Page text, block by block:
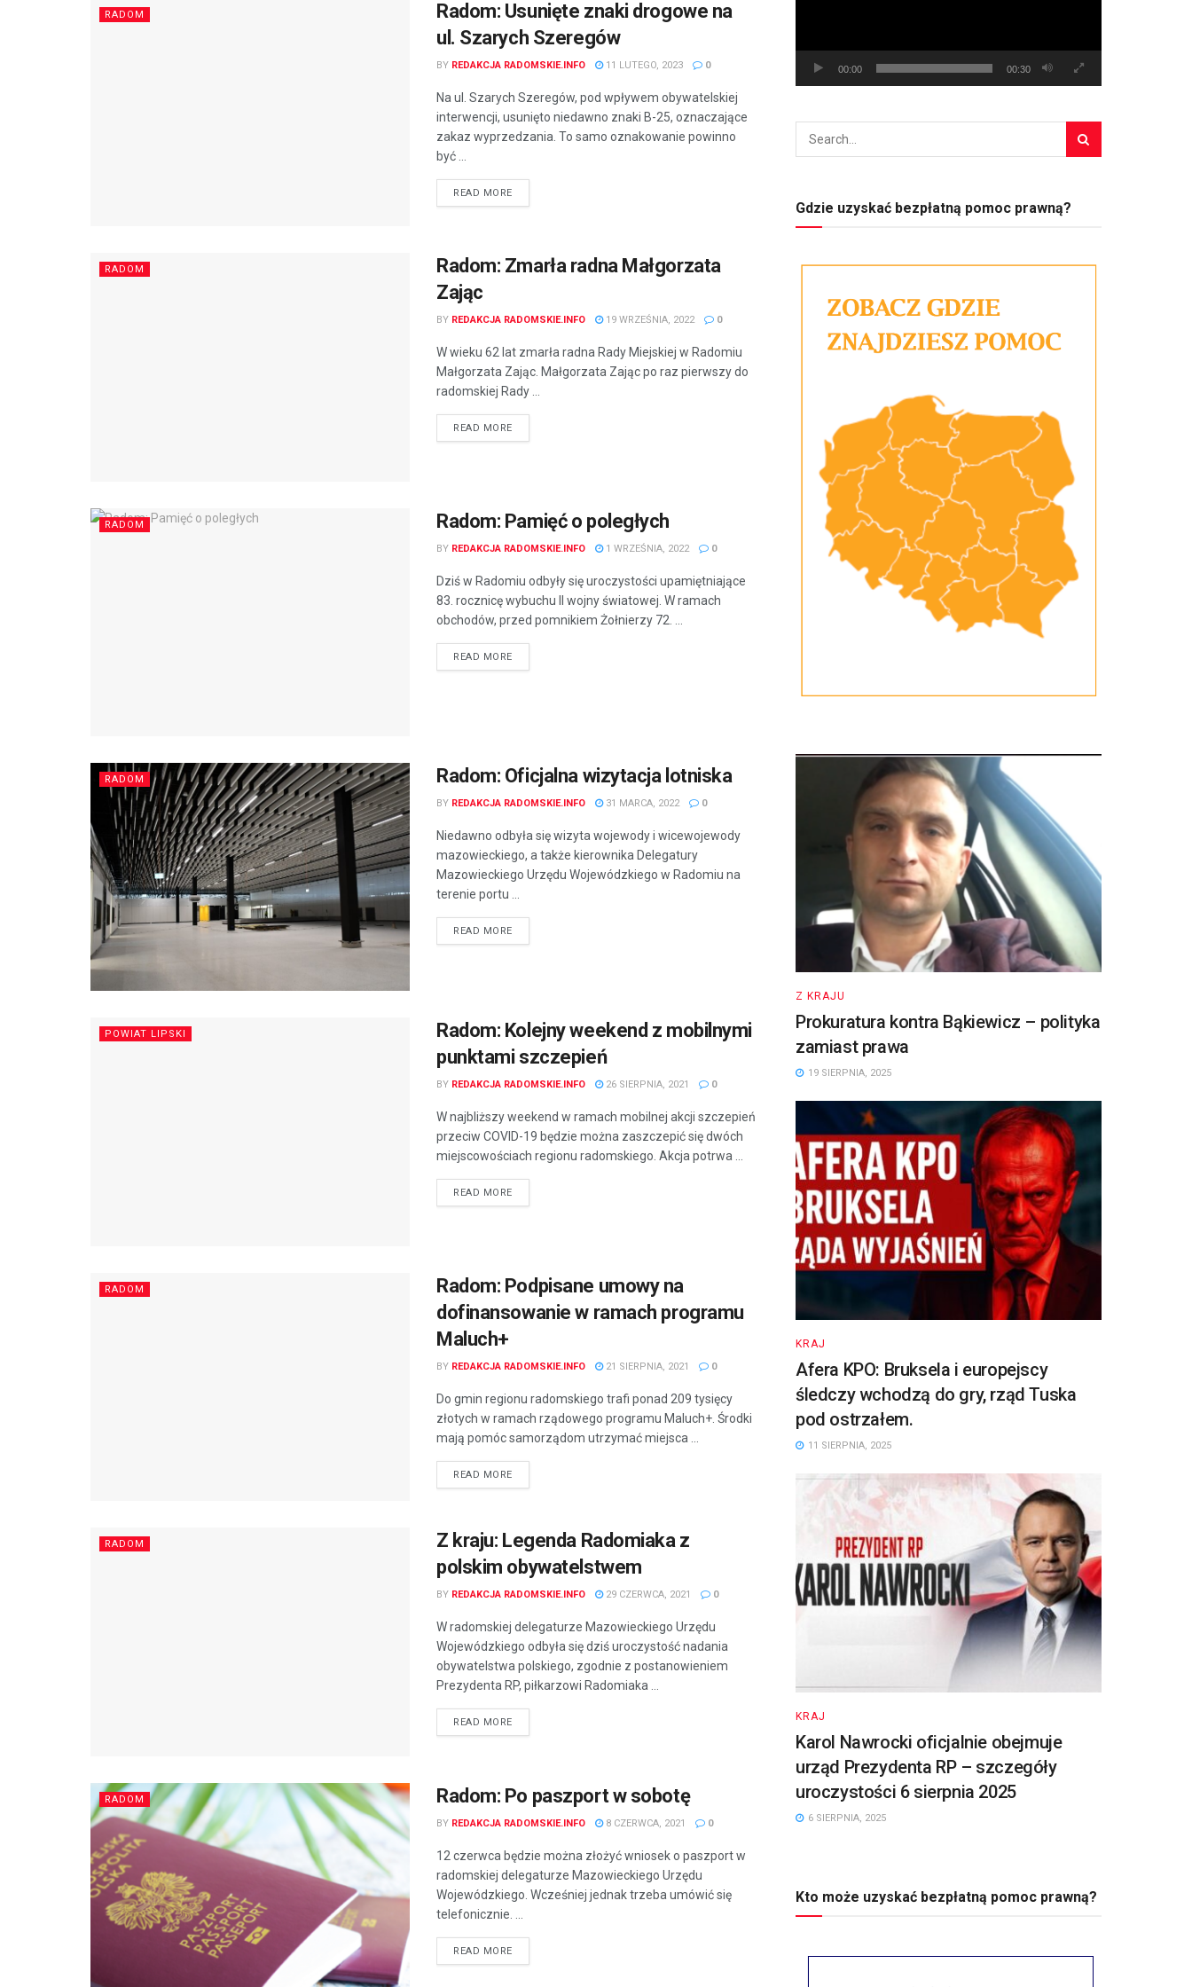
RADOM
Radom: Usunięte znaki drogowe na
ul. Szarych Szeregów
BY REDAKCJA RADOMSKIE.INFO 11 LUTEGO, 2023 0
Na ul. Szarych Szeregów, pod wpływem obywatelskiej
interwencji, usunięto niedawno znaki B-25, oznaczające
zakaz wyprzedzania. To samo oznakowanie powinno
być ...
READ MORE
RADOM
Radom: Zmarła radna Małgorzata
Zając
BY REDAKCJA RADOMSKIE.INFO 19 WRZEŚNIA, 2022 0
W wieku 62 lat zmarła radna Rady Miejskiej w Radomiu
Małgorzata Zając. Małgorzata Zając po raz pierwszy do
radomskiej Rady ...
READ MORE
RADOM Radom: Pamięć o poległych
BY REDAKCJA RADOMSKIE.INFO 1 WRZEŚNIA, 2022 0
Dziś w Radomiu odbyły się uroczystości upamiętniające
83. rocznicę wybuchu II wojny światowej. W ramach
obchodów, przed pomnikiem Żołnierzy 72. ...
READ MORE
RADOM Radom: Oficjalna wizytacja lotniska
BY REDAKCJA RADOMSKIE.INFO 31 MARCA, 2022 0
Niedawno odbyła się wizyta wojewody i wicewojewody
mazowieckiego, a także kierownika Delegatury
Mazowieckiego Urzędu Wojewódzkiego w Radomiu na
terenie portu ...
READ MORE
POWIAT LIPSKI
Radom: Kolejny weekend z mobilnymi
punktami szczepień
BY REDAKCJA RADOMSKIE.INFO 26 SIERPNIA, 2021 0
W najbliższy weekend w ramach mobilnej akcji szczepień
przeciw COVID-19 będzie można zaszczepić się dwóch
miejscowościach regionu radomskiego. Akcja potrwa ...
READ MORE
RADOM
Radom: Podpisane umowy na
dofinansowanie w ramach programu
Maluch+
BY REDAKCJA RADOMSKIE.INFO 21 SIERPNIA, 2021 0
Do gmin regionu radomskiego trafi ponad 209 tysięcy
złotych w ramach rządowego programu Maluch+. Środki
mają pomóc samorządom utrzymać miejsca ...
READ MORE
RADOM
Z kraju: Legenda Radomiaka z
polskim obywatelstwem
BY REDAKCJA RADOMSKIE.INFO 29 CZERWCA, 2021 0
W radomskiej delegaturze Mazowieckiego Urzędu
Wojewódzkiego odbyła się dziś uroczystość nadania
obywatelstwa polskiego, zgodnie z postanowieniem
Prezydenta RP, piłkarzowi Radomiaka ...
READ MORE
RADOM Radom: Po paszport w sobotę
BY REDAKCJA RADOMSKIE.INFO 8 CZERWCA, 2021 0
12 czerwca będzie można złożyć wniosek o paszport w
radomskiej delegaturze Mazowieckiego Urzędu
Wojewódzkiego. Wcześniej jednak trzeba umówić się
telefonicznie. ...
READ MORE
00:00 00:30
Gdzie uzyskać bezpłatną pomoc prawną?
Z KRAJU
Prokuratura kontra Bąkiewicz – polityka
zamiast prawa
19 SIERPNIA, 2025
KRAJ
Afera KPO: Bruksela i europejscy
śledczy wchodzą do gry, rząd Tuska
pod ostrzałem.
11 SIERPNIA, 2025
KRAJ
Karol Nawrocki oficjalnie obejmuje
urząd Prezydenta RP – szczegóły
uroczystości 6 sierpnia 2025
6 SIERPNIA, 2025
Kto może uzyskać bezpłatną pomoc prawną?